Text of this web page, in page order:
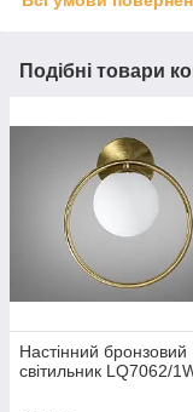
Подібні товари
Настінний бронзовий
світильник LQ7062/